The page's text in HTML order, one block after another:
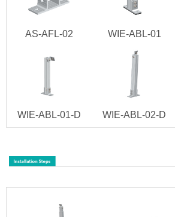
AS-AFL-02 WIE-ABL-01
WIE-ABL-01-D WIE-ABL-02-D